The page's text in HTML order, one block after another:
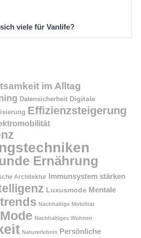
viele für Vanlife?
im Alltag
Datensicherheit Digitale
Effizienzsteigerung
Ernährung
Architektur Immunsystem stärken
Luxusmode Mentale
Nachhaltige Mobilität
Nachhaltiges Wohnen
Naturerlebnis Persönliche